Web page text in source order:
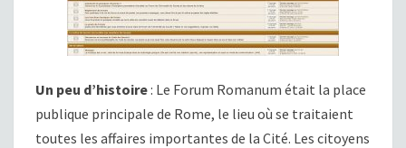
Un peu d’histoire: Le Forum Romanum était la place
publique principale de Rome, le lieu où se traitaient
toutes les affaires importantes de la Cité. Les citoyens